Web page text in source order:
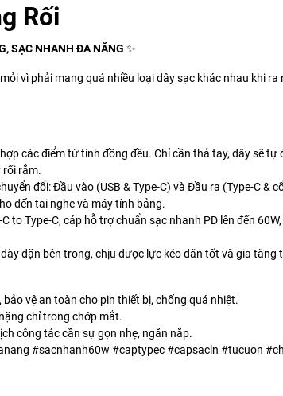
Rối
SẠC NHANH ĐA NĂNG ✨
vì phải mang quá nhiều loại dây sạc khác nhau khi
các điểm từ tính đồng đều. Chỉ cần thả tay, dây sẽ
rối rắm.
đổi: Đầu vào (USB & Type-C) và Đầu ra (Type-C &
đến tai nghe và máy tính bảng.
to Type-C, cáp hỗ trợ chuẩn sạc nhanh PD lên đến
dặn bên trong, chịu được lực kéo dãn tốt và gia
vệ an toàn cho pin thiết bị, chống quá nhiệt.
chỉ trong chớp mắt.
công tác cần sự gọn nhẹ, ngăn nắp.
#sacnhanh60w #captypec #capsacln #tucuon